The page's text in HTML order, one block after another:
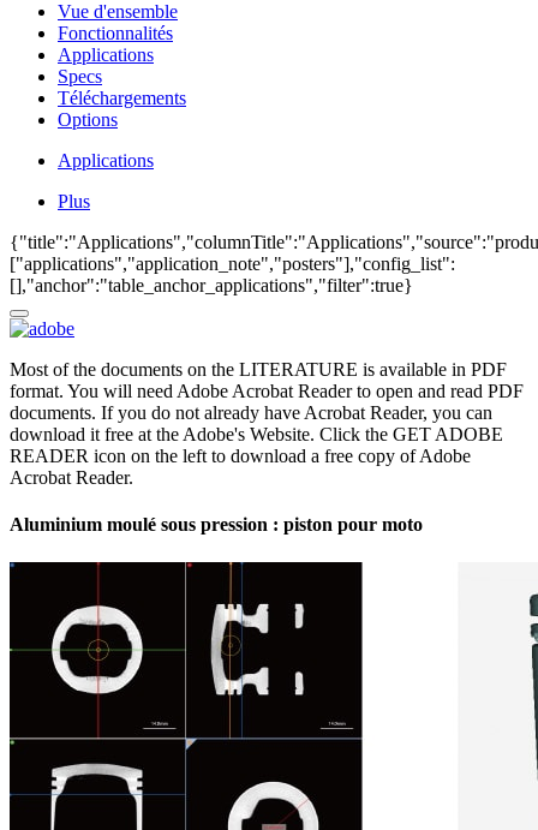
Vue d'ensemble
Fonctionnalités
Applications
Specs
Téléchargements
Options
Applications
Plus
["applications","application_note","posters"],"config_list":
[],"anchor":"table_anchor_applications","filter":true}
Most of the documents on the LITERATURE is available in PDF
format. You will need Adobe Acrobat Reader to open and read PDF
documents. If you do not already have Acrobat Reader, you can
download it free at the Adobe's Website. Click the GET ADOBE
READER icon on the left to download a free copy of Adobe
Acrobat Reader.
Aluminium moulé sous pression : piston pour moto